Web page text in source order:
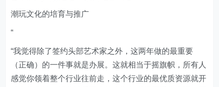
潮玩文化的培育与推广
“
“我觉得除了签约头部艺术家之外，这两年做的最重要
（正确）的一件事就是办展。这就相当于摇旗帜，所有人
感觉你领着整个行业往前走，这个行业的最优质资源就开